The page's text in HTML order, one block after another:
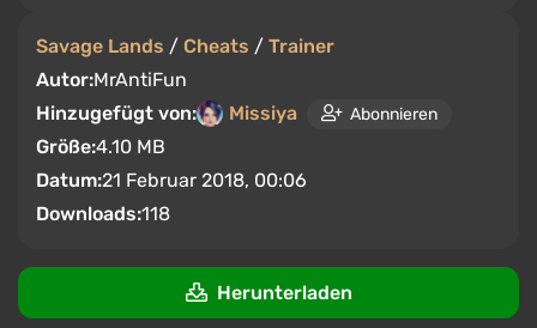
Savage Lands / Cheats / Trainer
Autor:MrAntiFun
Hinzugefügt von:
Missiya Abonnieren
Größe:4.10 MB
Datum:21 Februar 2018, 00:06
Downloads:118
Herunterladen